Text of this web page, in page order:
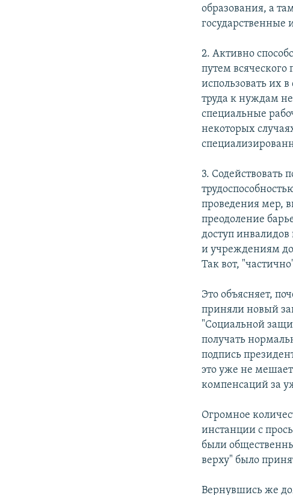
образования, а
государственные
2. Активно
путем
использовать их
труда к нуждам
специальные
некоторых
3. Содействовать
проведения мер,
преодоление
доступ
и учреждениям
Так вот,
Это объясняет,
приняли новый
"Социальной
получать
подпись
это уже не
компенсаций за
Огромное
инстанции с
были
верху" было
Вернувшись же